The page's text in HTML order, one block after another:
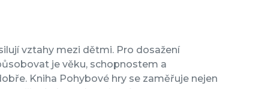
vztahy mezi dětmi. Pro dosažení
je věku, schopnostem a
Kniha Pohybové hry se zaměřuje nejen